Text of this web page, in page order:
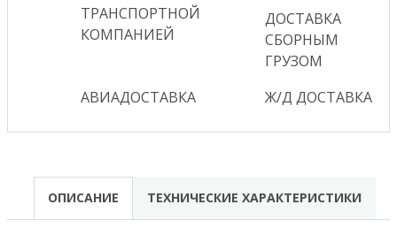
ТРАНСПОРТНОЙ
КОМПАНИЕЙ
ДОСТАВКА
СБОРНЫМ
ГРУЗОМ
АВИАДОСТАВКА
Ж/Д ДОСТАВКА
ОПИСАНИЕ ТЕХНИЧЕСКИЕ ХАРАКТЕРИСТИКИ